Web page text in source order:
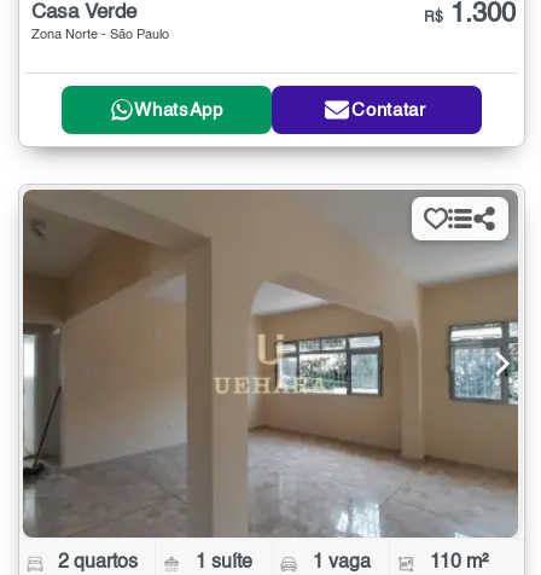
Casa Verde
Zona Norte - São Paulo
R$ 1.300
WhatsApp Contatar
2 quartos 1 suíte 1 vaga 110 m²